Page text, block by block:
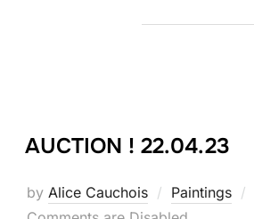
AUCTION ! 22.04.23
by Alice Cauchois Paintings